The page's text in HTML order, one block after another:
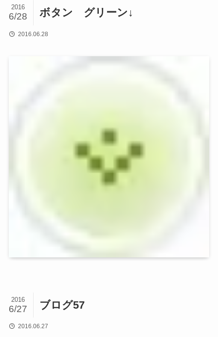
ボタン グリーン↓
2016
6/28
2016.06.28
ブログ57
2016
6/27
2016.06.27